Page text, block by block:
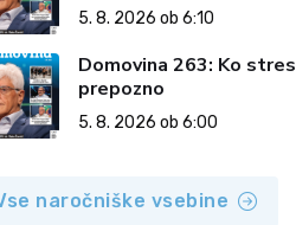
5. 8. 2026 ob 6:10
Domovina 263: Ko
prepozno
5. 8. 2026 ob 6:00
naročniške vsebine